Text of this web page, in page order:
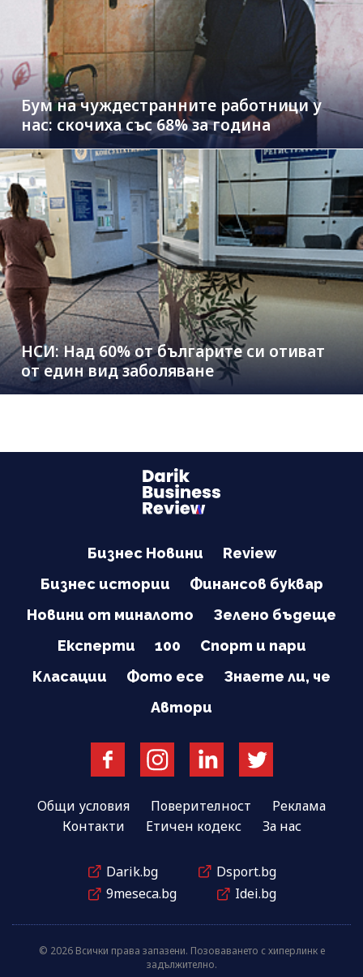
Бум на чуждестранните работници у
нас: скочиха със 68% за година
НСИ: Над 60% от българите си отиват
от един вид заболяване
Бизнес Новини
Review
Бизнес истории
Финансов буквар
Новини от миналото
Зелено бъдеще
Експерти
100
Спорт и пари
Класации
Фото есе
Знаете ли, че
Автори
Общи условия Поверителност
Реклама
Контакти
Етичен кодекс За нас
Darik.bg
Dsport.bg
9meseca.bg
Idei.bg
© 2026 Всички права запазени. Позоваването с хиперлинк е
задължително.